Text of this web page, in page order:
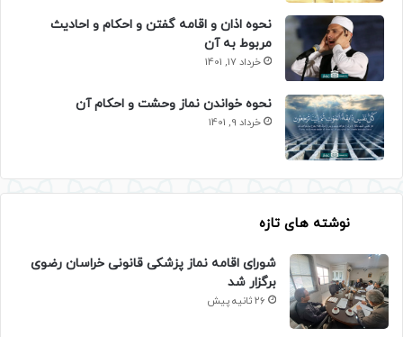
نحوه اذان و اقامه گفتن و احکام و احادیث
مربوط به آن
خرداد 17, 1401
نحوه خواندن نماز وحشت و احکام آن
خرداد 9, 1401
نوشته های تازه
شورای اقامه نماز پزشکی قانونی خراسان رضوی
برگزار شد
26 ثانیه پیش